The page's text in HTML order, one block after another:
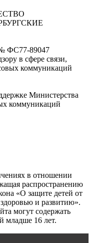
№ ФС77-89047
в сфере связи,
коммуникаций
Министерства
коммуникаций
в отношении
распространению
«О защите детей от
и развитию».
могут содержать
младше 16 лет.